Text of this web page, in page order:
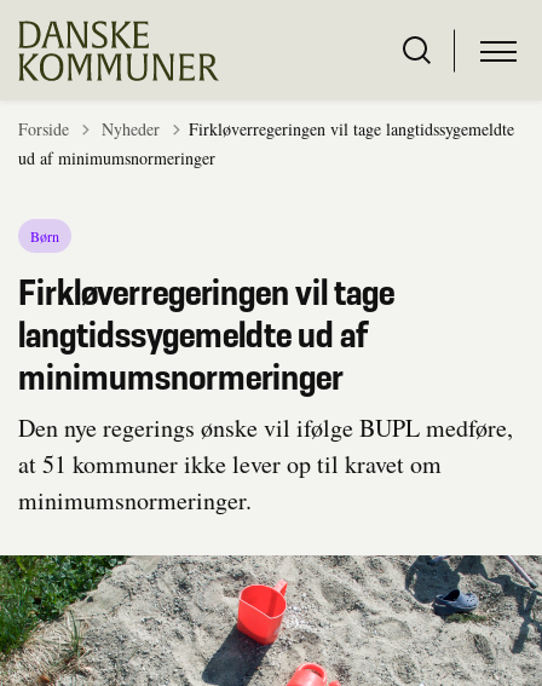
Forside Tilbage til
Nyheder
Firkløverregeringen vil tage langtidssygemeldte
ud af minimumsnormeringer
Børn
Firkløverregeringen vil tage
langtidssygemeldte ud af
minimumsnormeringer
Den nye regerings ønske vil ifølge BUPL medføre,
at 51 kommuner ikke lever op til kravet om
minimumsnormeringer.